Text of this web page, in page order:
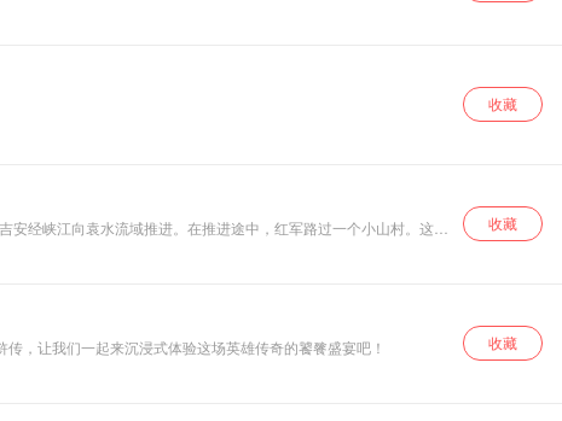
收藏
经峡江向袁水流域推进。在推进途中，红军路过一个小山村。这小
收藏
，让我们一起来沉浸式体验这场英雄传奇的饕餮盛宴吧！
收藏